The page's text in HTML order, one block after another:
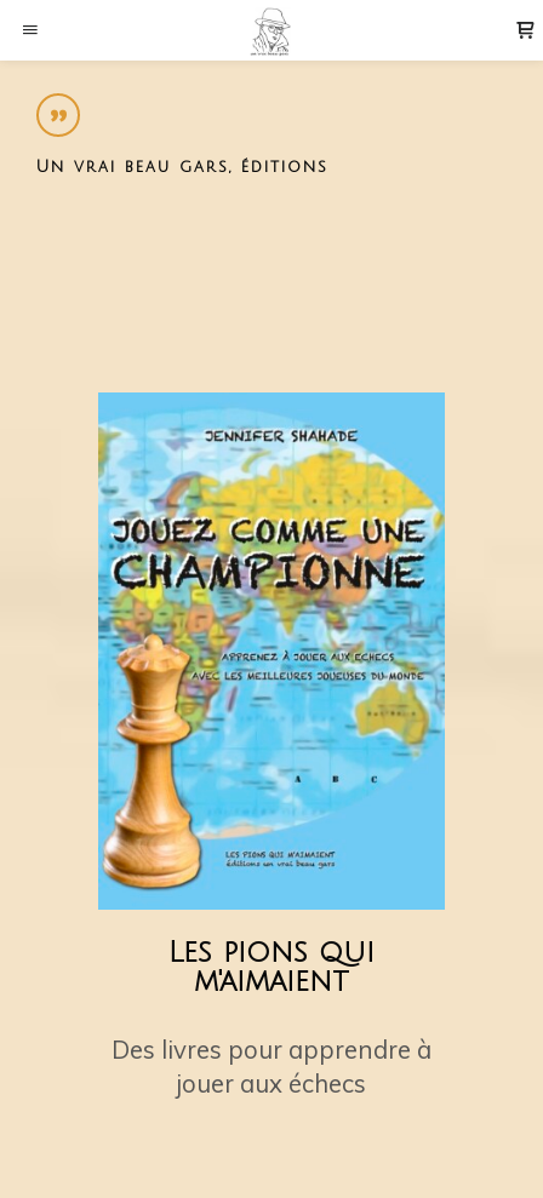
Un vrai beau gars, éditions
Les pions qui
m'aimaient
Des livres pour apprendre à
jouer aux échecs